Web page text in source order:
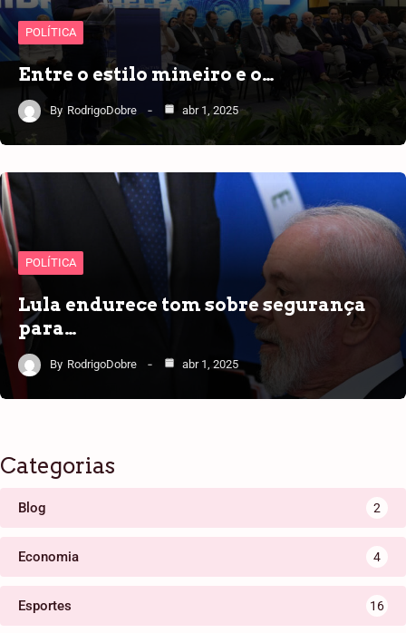
POLÍTICA
Entre o estilo mineiro e o…
By RodrigoDobre abr 1, 2025
POLÍTICA
Lula endurece tom sobre segurança
para…
By RodrigoDobre abr 1, 2025
Categorias
Blog 2
Economia 4
Esportes 16